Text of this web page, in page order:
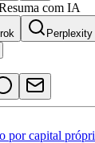
com IA
Perplexity
por capital